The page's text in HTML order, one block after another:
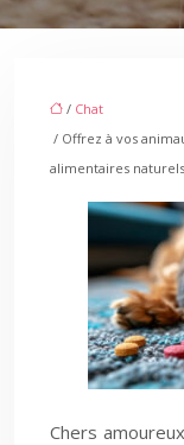
/ Chat
/ Offrez à vos
alimentaires naturels
Chers